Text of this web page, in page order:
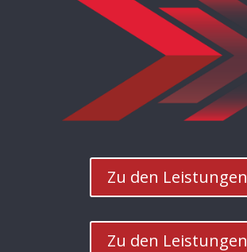
Zu den Leistungen
Zu den Leistungen